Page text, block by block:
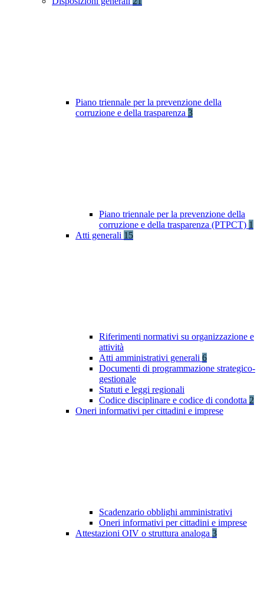
Piano triennale per la prevenzione della
corruzione e della trasparenza 3
Piano triennale per la prevenzione della
corruzione e della trasparenza (PTPCT) 1
Atti generali 15
Riferimenti normativi su organizzazione e
attività
Atti amministrativi generali 6
Documenti di programmazione strategico-
gestionale
Statuti e leggi regionali
Codice disciplinare e codice di condotta 2
Oneri informativi per cittadini e imprese
Scadenzario obblighi amministrativi
Oneri informativi per cittadini e imprese
Attestazioni OIV o struttura analoga 3